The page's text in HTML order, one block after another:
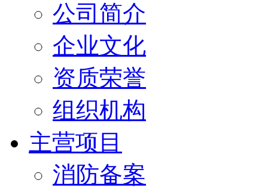
公司简介
企业文化
资质荣誉
组织机构
主营项目
消防备案